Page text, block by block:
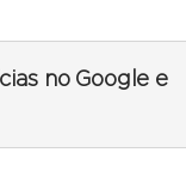
no Google e